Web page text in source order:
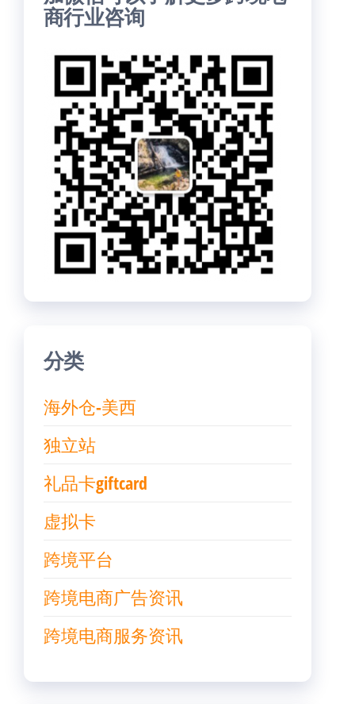
商行业咨询
分类
海外仓-美西
独立站
礼品卡giftcard
虚拟卡
跨境平台
跨境电商广告资讯
跨境电商服务资讯